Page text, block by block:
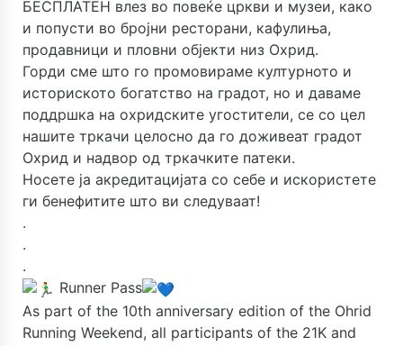
БЕСПЛАТЕН влез во повеќе цркви и музеи, како
и попусти во бројни ресторани, кафулиња,
продавници и пловни објекти низ Охрид.
Горди сме што го промовираме културното и
историското богатство на градот, но и даваме
поддршка на охридските угостители, се со цел
нашите тркачи целосно да го доживеат градот
Охрид и надвор од тркачките патеки.
Носете ја акредитацијата со себе и искористете
ги бенефитите што ви следуваат!
.
.
.
Runner Pass
As part of the 10th anniversary edition of the Ohrid
Running Weekend, all participants of the 21K and